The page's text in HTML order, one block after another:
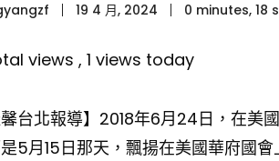
19 4 月, 2024 0 minutes, 18
views , 1 views today
馨台北報導】2018年6月24日，在
5月15日那天，飄揚在美國華府國